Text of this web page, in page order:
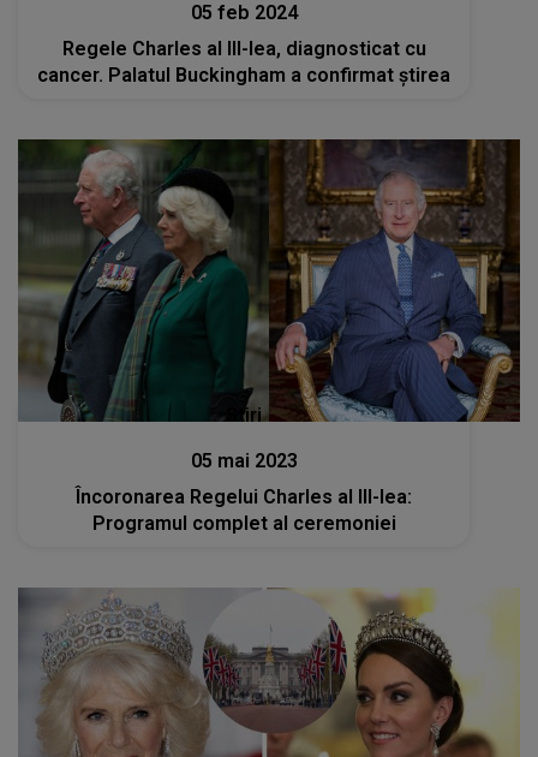
05 feb 2024
Regele Charles al III-lea, diagnosticat cu
cancer. Palatul Buckingham a confirmat știrea
Stiri
05 mai 2023
Încoronarea Regelui Charles al III-lea:
Programul complet al ceremoniei